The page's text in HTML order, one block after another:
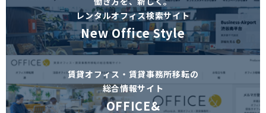
レンタルオフィス検索サイト
New Office Style
賃貸オフィス・賃貸事務所移転の
総合情報サイト
OFFICE&